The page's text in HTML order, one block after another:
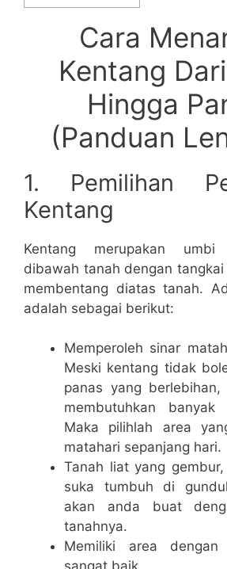
Cara
Kentang
Hingga
(Panduan
1. Pemilihan
Kentang
Kentang merupakan
dibawah tanah dengan
membentang diatas tanah.
adalah sebagai berikut:
Memperoleh sinar
Meski kentang tidak
panas yang berlebihan,
membutuhkan banyak
Maka pilihlah area
matahari sepanjang hari.
Tanah liat yang
suka tumbuh di
akan anda buat
tanahnya.
Memiliki area dengan